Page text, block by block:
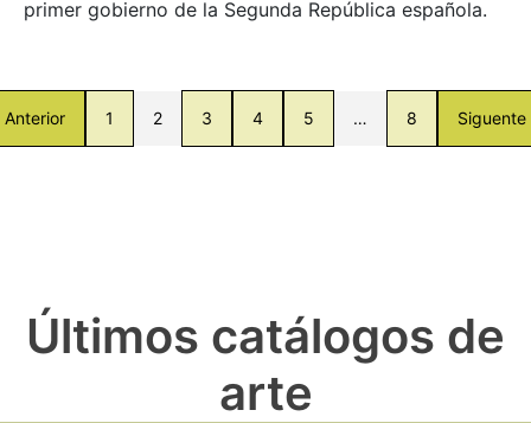
primer gobierno de la Segunda República española.
Anterior 1 2 3 4 5 … 8 Siguente
Últimos catálogos de
arte